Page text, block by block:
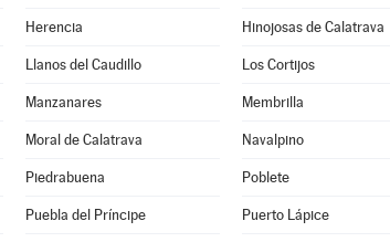
Herencia Hinojosas de Calatrava
Llanos del Caudillo Los Cortijos
Manzanares Membrilla
Moral de Calatrava Navalpino
Piedrabuena Poblete
Puebla del Príncipe Puerto Lápice